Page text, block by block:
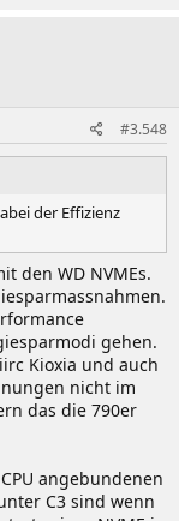
#3.548
der Effizienz
den WD NVMEs.
gehen.
Kioxia und auch
nicht im
das die 790er
angebundenen
C3 sind wenn